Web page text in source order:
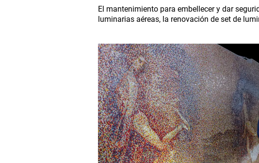
El mantenimiento para embellecer y dar
luminarias aéreas, la renovación de set de